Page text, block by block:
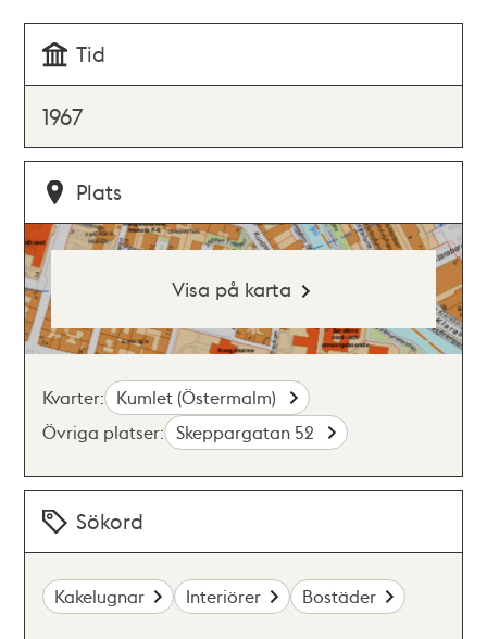
Tid
1967
Plats
Visa på karta
Kvarter: Kumlet (Östermalm)
Övriga platser: Skeppargatan 52
Sökord
Kakelugnar Interiörer Bostäder